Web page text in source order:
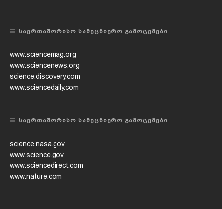
ᲡᲐᲔᲠᲗᲐᲨᲝᲠᲘᲡᲝ ᲡᲐᲛᲔᲪᲜᲘᲔᲠᲝ ᲒᲐᲛᲝᲪᲔᲛᲔᲑᲘ
www.sciencemag.org
www.sciencenews.org
science.discovery.com
www.sciencedaily.com
ᲡᲐᲔᲠᲗᲐᲨᲝᲠᲘᲡᲝ ᲡᲐᲛᲔᲪᲜᲘᲔᲠᲝ ᲒᲐᲛᲝᲪᲔᲛᲔᲑᲘ
science.nasa.gov
www.science.gov
www.sciencedirect.com
www.nature.com